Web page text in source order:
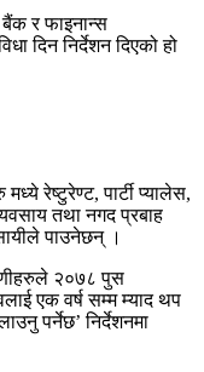
र फाइनान्स
दिन निर्देशन दिएको हो
रेष्टुरेण्ट, पार्टी प्यालेस,
तथा नगद प्रबाह
पाउनेछन् ।
२०७८ पुस
एक वर्ष सम्म म्याद थप
पर्नेछ’ निर्देशनमा